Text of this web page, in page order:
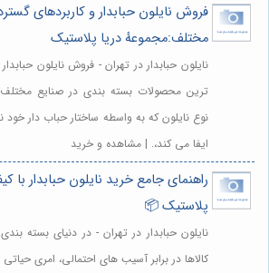
فروش نایلون حبابدار و کاربردهای
مختلف:مجموعهٔ دریا پلاستیک
نایلون حبابدار در تهران - فروش نایلون
ترین محصولات بسته بندی در صنایع مختلف
نوع نایلون که به واسطه ساختار حباب دار
ایفا می کند،. | مشاهده و خرید
راهنمای جامع خرید نایلون حبابدار با
پلاستیک 📦
نایلون حبابدار در تهران - در دنیای بسته
کالاها در برابر آسیب های احتمالی، امری